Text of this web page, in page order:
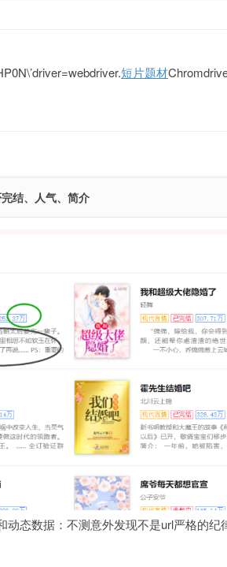
短片题材
结、人气、简介
动态数据：不测意外发现不是url严格的纪